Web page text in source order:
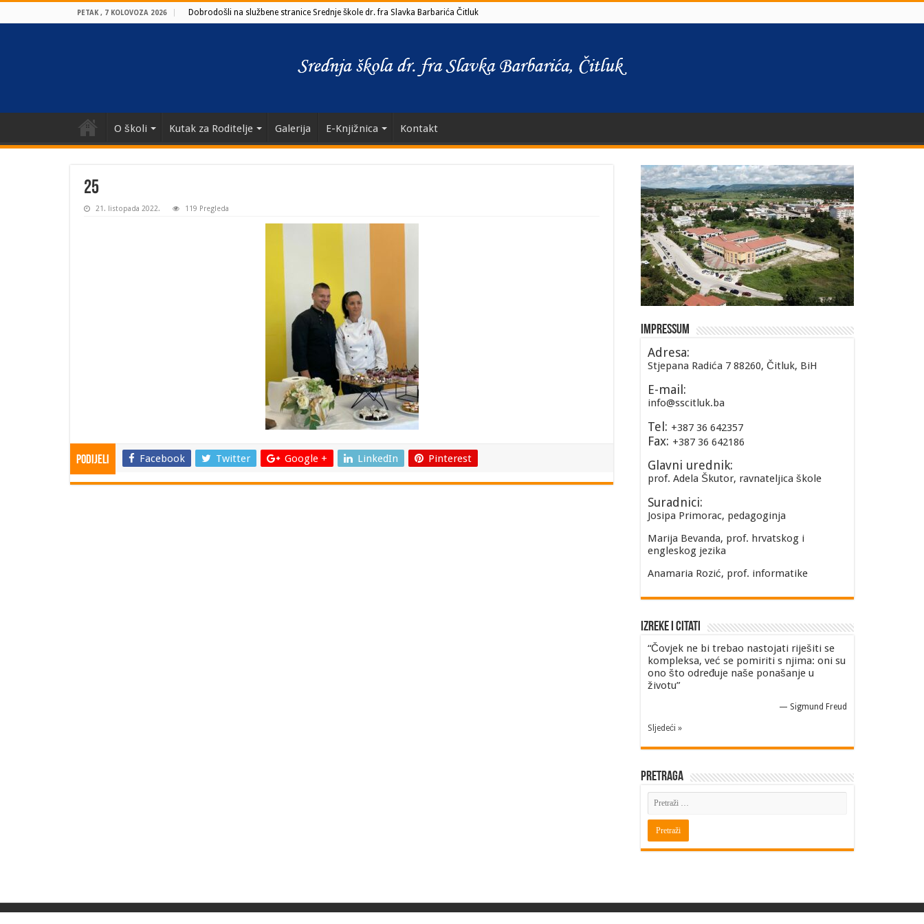
PETAK , 7 KOLOVOZA 2026 Dobrodošli na službene stranice Srednje škole dr. fra Slavka Barbarića Čitluk
O školi Kutak za Roditelje Galerija E-Knjižnica Kontakt
25
21. listopada 2022. 119 Pregleda
Podijeli Facebook Twitter Google + LinkedIn Pinterest
Impressum
Adresa:
Stjepana Radića 7 88260, Čitluk, BiH
E-mail:
info@sscitluk.ba
Tel: +387 36 642357
Fax: +387 36 642186
Glavni urednik:
prof. Adela Škutor, ravnateljica škole
Suradnici:
Josipa Primorac, pedagoginja
Marija Bevanda, prof. hrvatskog i
engleskog jezika
Anamaria Rozić, prof. informatike
Izreke i Citati
“Čovjek ne bi trebao nastojati riješiti se
kompleksa, već se pomiriti s njima: oni su
ono što određuje naše ponašanje u
životu”
— Sigmund Freud
Sljedeći »
Pretraga